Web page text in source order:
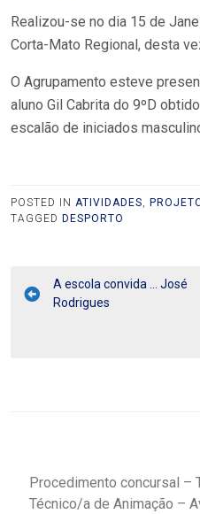
Realizou-se no dia 15 de
Corta-Mato Regional, desta
O Agrupamento esteve
aluno Gil Cabrita do 9ºD
escalão de iniciados
POSTED IN ATIVIDADES,
TAGGED DESPORTO
A escola convida … José
Rodrigues
Procedimento concursal –
Técnico/a de Animação –